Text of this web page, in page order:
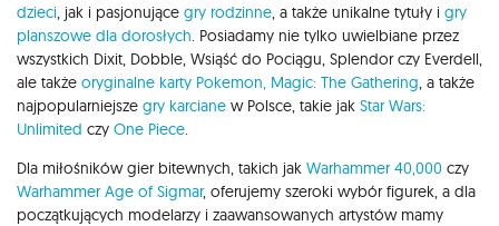
dzieci, jak i pasjonujące gry rodzinne, a także unikalne tytuły i gry
planszowe dla dorosłych. Posiadamy nie tylko uwielbiane przez
wszystkich Dixit, Dobble, Wsiąść do Pociągu, Splendor czy Everdell,
ale także oryginalne karty Pokemon, Magic: The Gathering, a także
najpopularniejsze gry karciane w Polsce, takie jak Star Wars:
Unlimited czy One Piece.
Dla miłośników gier bitewnych, takich jak Warhammer 40,000 czy
Warhammer Age of Sigmar, oferujemy szeroki wybór figurek, a dla
początkujących modelarzy i zaawansowanych artystów mamy